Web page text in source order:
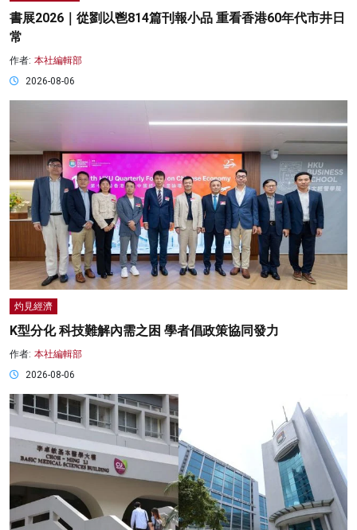
書展2026｜從劉以鬯814篇刊報小品 重看香港60年代市井日
常
作者: 本社編輯部
2026-08-06
灼見經濟
K型分化 科技難解內需之困 學者倡政策協同發力
作者: 本社編輯部
2026-08-06